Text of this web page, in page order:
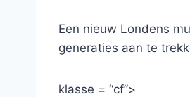
Een nieuw Londens
generaties aan te
klasse = “cf”>